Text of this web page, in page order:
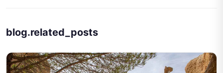
blog.related_posts